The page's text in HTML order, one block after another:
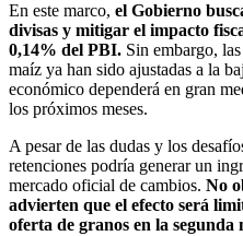
En este marco, el Gobierno
divisas y mitigar el impacto
0,14% del PBI. Sin embargo,
maíz ya han sido ajustadas a la
económico dependerá en gran
los próximos meses.
A pesar de las dudas y los
retenciones podría generar un
mercado oficial de cambios. No
advierten que el efecto será
oferta de granos en la segunda